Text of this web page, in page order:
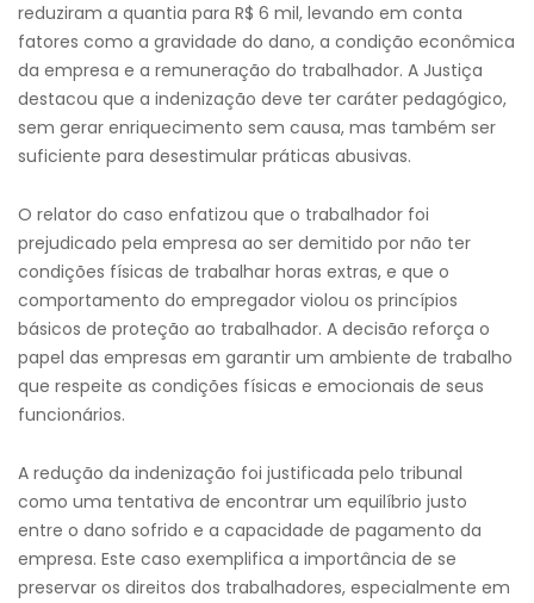
reduziram a quantia para R$ 6 mil, levando em conta
fatores como a gravidade do dano, a condição econômica
da empresa e a remuneração do trabalhador. A Justiça
destacou que a indenização deve ter caráter pedagógico,
sem gerar enriquecimento sem causa, mas também ser
suficiente para desestimular práticas abusivas.
O relator do caso enfatizou que o trabalhador foi
prejudicado pela empresa ao ser demitido por não ter
condições físicas de trabalhar horas extras, e que o
comportamento do empregador violou os princípios
básicos de proteção ao trabalhador. A decisão reforça o
papel das empresas em garantir um ambiente de trabalho
que respeite as condições físicas e emocionais de seus
funcionários.
A redução da indenização foi justificada pelo tribunal
como uma tentativa de encontrar um equilíbrio justo
entre o dano sofrido e a capacidade de pagamento da
empresa. Este caso exemplifica a importância de se
preservar os direitos dos trabalhadores, especialmente em